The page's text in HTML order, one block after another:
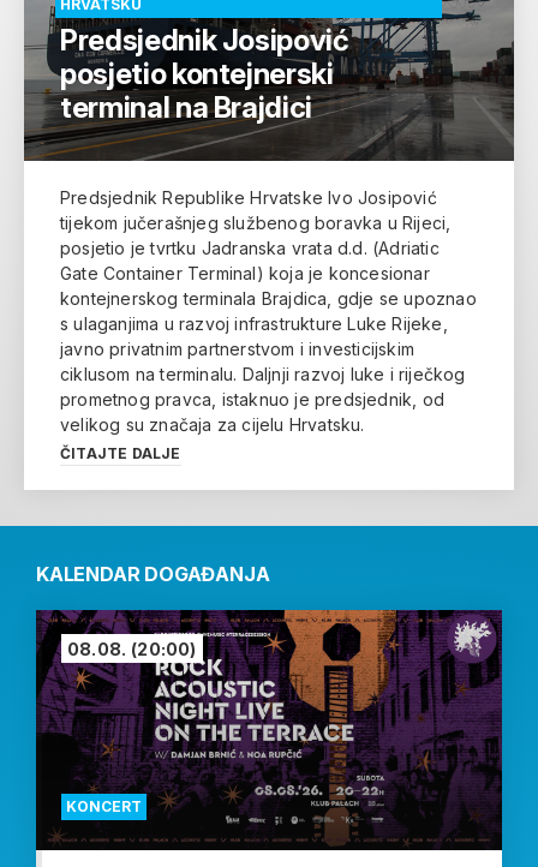
HRVATSKU
Predsjednik Josipović
posjetio kontejnerski
terminal na Brajdici
Predsjednik Republike Hrvatske Ivo Josipović
tijekom jučerašnjeg službenog boravka u Rijeci,
posjetio je tvrtku Jadranska vrata d.d. (Adriatic
Gate Container Terminal) koja je koncesionar
kontejnerskog terminala Brajdica, gdje se upoznao
s ulaganjima u razvoj infrastrukture Luke Rijeke,
javno privatnim partnerstvom i investicijskim
ciklusom na terminalu. Daljnji razvoj luke i riječkog
prometnog pravca, istaknuo je predsjednik, od
velikog su značaja za cijelu Hrvatsku.
ČITAJTE DALJE
KALENDAR DOGAĐANJA
KONCERT
08.08. (20:00)